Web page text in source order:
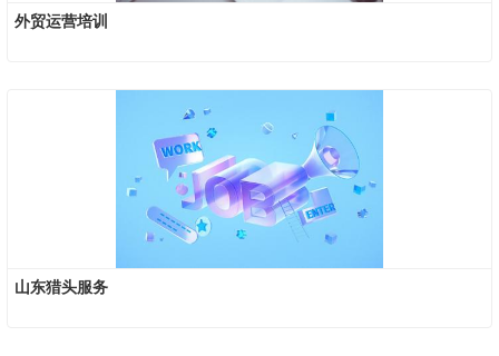
外贸运营培训
山东猎头服务